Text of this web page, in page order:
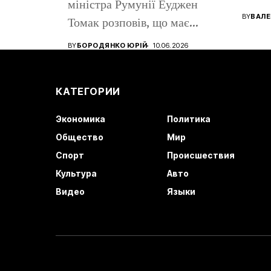
міністра Румунії Еуджен
Томак розповів, що має
громадянство Румунії...
BYБОРОДЯНКО ЮРІЙ 10.06.2026
BY
КАТЕГОРИИ
Экономика
Политика
Общество
Мир
Спорт
Происшествия
Культура
Авто
Видео
Языки